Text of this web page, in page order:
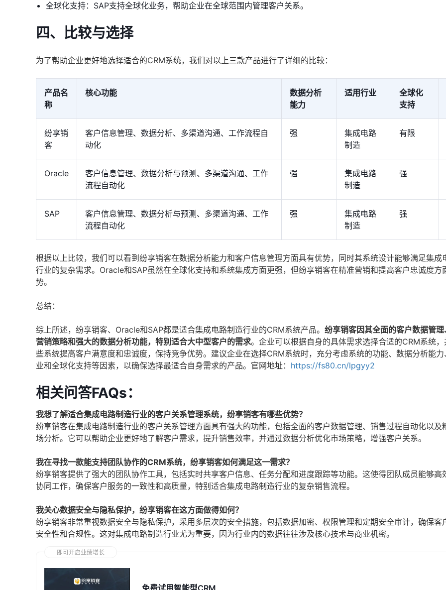
全球化支持：SAP支持全球化业务，帮助企业在全球范围内管理客户关系。
四、比较与选择
为了帮助企业更好地选择适合的CRM系统，我们对以上三款产品进行了详细的比较：
产品名
称
核心功能
数据分析
能力
适用行业
全球化
支持
纷享销
客
客户信息管理、数据分析、多渠道沟通、工作流程自
动化
强
集成电路
制造
有限
Oracle
客户信息管理、数据分析与预测、多渠道沟通、工作
流程自动化
强
集成电路
制造
强
SAP
客户信息管理、数据分析与预测、多渠道沟通、工作
流程自动化
强
集成电路
制造
强
根据以上比较，我们可以看到纷享销客在数据分析能力和客户信息管理方面具有优势，同时其系统设计能够满足集成
行业的复杂需求。Oracle和SAP虽然在全球化支持和系统集成方面更强，但纷享销客在精准营销和提高客户忠诚度方
势。
总结：
综上所述，纷享销客、Oracle和SAP都是适合集成电路制造行业的CRM系统产品。 纷享销客因其全面的客户数据管
营销策略和强大的数据分析功能，特别适合大中型客户的需求。企业可以根据自身的具体需求选择合适的CRM系统
些系统提高客户满意度和忠诚度，保持竞争优势。建议企业在选择CRM系统时，充分考虑系统的功能、数据分析能
业和全球化支持等因素，以确保选择最适合自身需求的产品。官网地址： https://fs80.cn/lpgyy2
相关问答FAQs：
我想了解适合集成电路制造行业的客户关系管理系统，纷享销客有哪些优势？
纷享销客在集成电路制造行业的客户关系管理方面具有强大的功能，包括全面的客户数据管理、销售过程自动化以及
场分析。它可以帮助企业更好地了解客户需求，提升销售效率，并通过数据分析优化市场策略，增强客户关系。
我在寻找一款能支持团队协作的CRM系统，纷享销客如何满足这一需求？
纷享销客提供了强大的团队协作工具，包括实时共享客户信息、任务分配和进度跟踪等功能。这使得团队成员能够高
协同工作，确保客户服务的一致性和高质量，特别适合集成电路制造行业的复杂销售流程。
我关心数据安全与隐私保护，纷享销客在这方面做得如何？
纷享销客非常重视数据安全与隐私保护，采用多层次的安全措施，包括数据加密、权限管理和定期安全审计，确保客
安全性和合规性。这对集成电路制造行业尤为重要，因为行业内的数据往往涉及核心技术与商业机密。
即可开启业绩增长
免费试用智能型CRM